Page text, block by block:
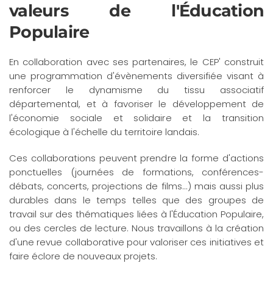
valeurs de l'Éducation
Populaire
En collaboration avec ses partenaires, le CEP' construit
une programmation d'évènements diversifiée visant à
renforcer le dynamisme du tissu associatif
départemental, et à favoriser le développement de
l'économie sociale et solidaire et la transition
écologique à l'échelle du territoire landais.
Ces collaborations peuvent prendre la forme d'actions
ponctuelles (journées de formations, conférences-
débats, concerts, projections de films...) mais aussi plus
durables dans le temps telles que des groupes de
travail sur des thématiques liées à l'Éducation Populaire,
ou des cercles de lecture. Nous travaillons à la création
d'une revue collaborative pour valoriser ces initiatives et
faire éclore de nouveaux projets.